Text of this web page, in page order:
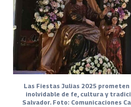
Las Fiestas Julias 2025
inolvidable de fe, cultura y
Salvador. Foto: Comunicaciones